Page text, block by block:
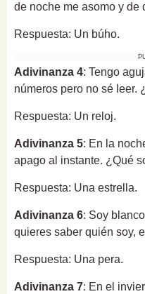
de noche me asomo y de
Respuesta: Un búho.
Adivinanza 4: Tengo
números pero no sé leer.
Respuesta: Un reloj.
Adivinanza 5: En la
apago al instante. ¿Qué
Respuesta: Una estrella.
Adivinanza 6: Soy
quieres saber quién soy,
Respuesta: Una pera.
Adivinanza 7: En el